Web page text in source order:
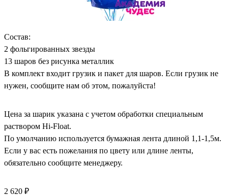
Состав:
2 фольгированных звезды
13 шаров без рисунка металлик
В комплект входит грузик и пакет для шаров. Если грузик не
нужен, сообщите нам об этом, пожалуйста!
Цена за шарик указана с учетом обработки специальным
раствором Hi-Float.
По умолчанию используется бумажная лента длиной 1,1-1,5м.
Если у вас есть пожелания по цвету или длине ленты,
обязательно сообщите менеджеру.
2 620 ₽